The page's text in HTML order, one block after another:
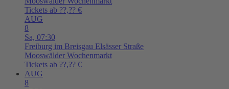
Tickets ab ??,?? €
AUG
8
Sa, 07:30
Freiburg im Breisgau Elsässer Straße
Mooswälder Wochenmarkt
Tickets ab ??,?? €
AUG
8